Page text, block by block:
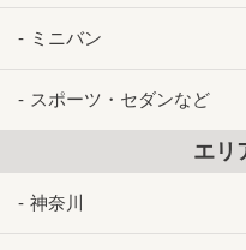
ミニバン
スポーツ・セダンなど
エリ
神奈川